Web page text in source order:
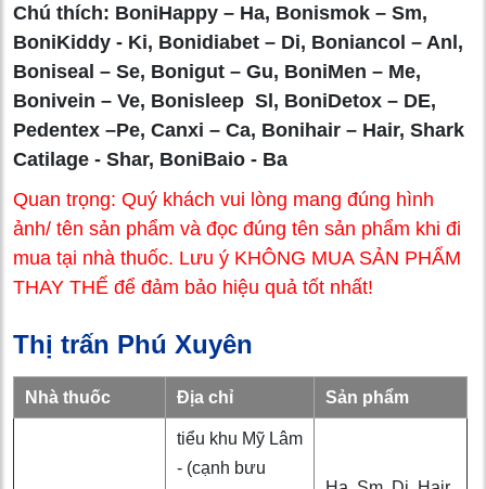
Chú thích: BoniHappy – Ha, Bonismok – Sm,
BoniKiddy - Ki, Bonidiabet – Di, Boniancol – Anl,
Boniseal – Se, Bonigut – Gu, BoniMen – Me,
Bonivein – Ve, Bonisleep Sl, BoniDetox – DE,
Pedentex –Pe, Canxi – Ca, Bonihair – Hair, Shark
Catilage - Shar, BoniBaio - Ba
Quan trọng: Quý khách vui lòng mang đúng hình
ảnh/ tên sản phẩm và đọc đúng tên sản phẩm khi đi
mua tại nhà thuốc. Lưu ý KHÔNG MUA SẢN PHẨM
THAY THẾ để đảm bảo hiệu quả tốt nhất!
Thị trấn Phú Xuyên
Nhà thuốc Địa chỉ Sản phẩm
tiểu khu Mỹ Lâm
- (cạnh bưu